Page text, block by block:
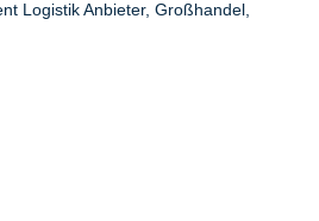
Logistik Anbieter, Großhandel ,